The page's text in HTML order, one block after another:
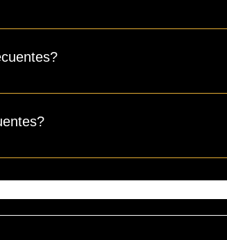
responder rápidamente preguntas
ayudar a los visitantes del sitio a
y actualizar las preguntas frecuentes